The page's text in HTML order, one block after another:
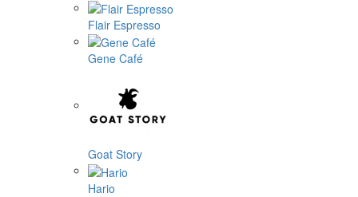
Flair Espresso
Gene Café
Goat Story
Hario